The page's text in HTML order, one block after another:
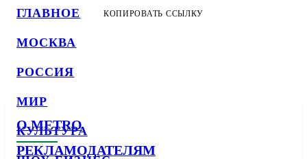
ГЛАВНОЕ
МОСКВА
РОССИЯ
МИР
КУЛЬТУРА
КОПИРОВАТЬ ССЫЛКУ
О METRO
РЕКЛАМОДАТЕЛЯМ